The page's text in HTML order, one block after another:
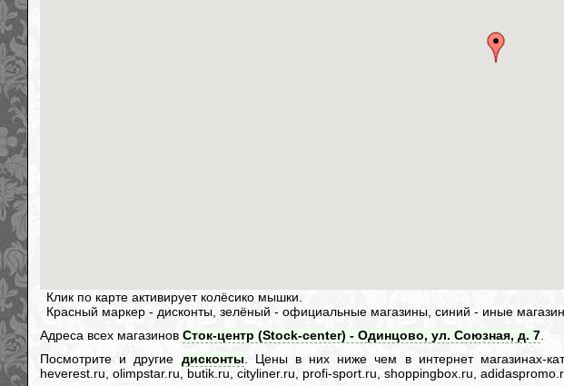
Клик по карте активирует колёсико мышки.
Красный маркер - дисконты, зелёный - официальные магазины, синий - иные
Адреса всех магазиновСток-центр (Stock-center) - Одинцово, ул. Союзная, д. 7
Посмотрите и другие дисконты . Цены в них ниже чем в интернет магазинах-
heverest.ru, olimpstar.ru, butik.ru, cityliner.ru, profi-sport.ru, shoppingbox.ru,